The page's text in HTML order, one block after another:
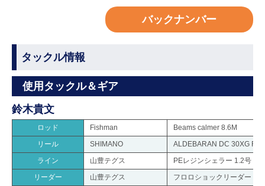
バックナンバー
タックル情報
使用タックル＆ギア
鈴木貴文
ロッド Fishman
Beams calmer 8.6M
リール
SHIMANO
ALDEBARAN DC 30XG
ライン
山豊テグス
PEレジンシェラー 1.2号
リーダー
山豊テグス
フロロショックリーダー 5号